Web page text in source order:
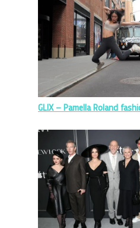
GLIX – Pamella Roland